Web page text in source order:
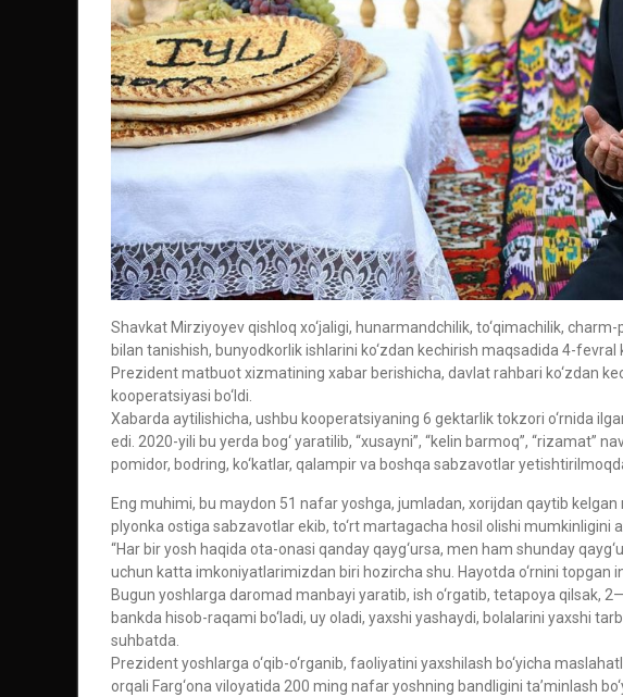
Shavkat Mirziyoyev qishloq xo‘jaligi, hunarmandchilik, to‘qimachilik,
bilan tanishish, bunyodkorlik ishlarini ko‘zdan kechirish maqsadida 4-fevral
Prezident matbuot xizmatining xabar berishicha, davlat rahbari ko‘zdan
kooperatsiyasi bo‘ldi.
Xabarda aytilishicha, ushbu kooperatsiyaning 6 gektarlik tokzori o‘rnida
edi. 2020-yili bu yerda bog‘ yaratilib, “xusayni”, “kelin barmoq”, “rizamat”
pomidor, bodring, ko‘katlar, qalampir va boshqa sabzavotlar
Eng muhimi, bu maydon 51 nafar yoshga, jumladan, xorijdan qaytib
plyonka ostiga sabzavotlar ekib, to‘rt martagacha hosil olishi mumkinligini
“Har bir yosh haqida ota-onasi qanday qayg‘ursa, men ham shunday
uchun katta imkoniyatlarimizdan biri hozircha shu. Hayotda o‘rnini topgan
Bugun yoshlarga daromad manbayi yaratib, ish o‘rgatib, tetapoya qilsak,
bankda hisob-raqami bo‘ladi, uy oladi, yaxshi yashaydi, bolalarini yaxshi
suhbatda.
Prezident yoshlarga o‘qib-o‘rganib, faoliyatini yaxshilash bo‘yicha
orqali Farg‘ona viloyatida 200 ming nafar yoshning bandligini ta’minlash